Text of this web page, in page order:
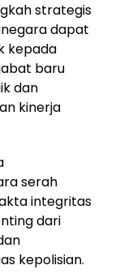
strategis
dapat
kepada
baru
dan
kinerja
serah
integritas
dari
kepolisian.